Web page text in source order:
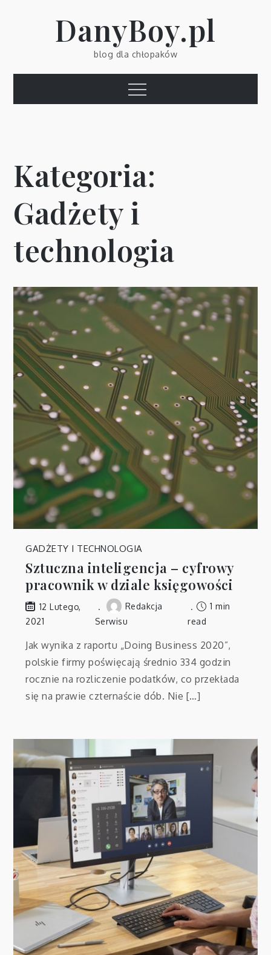
DanyBoy.pl
blog dla chłopaków
Menu
Kategoria:
Gadżety i
technologia
GADŻETY I TECHNOLOGIA
Sztuczna inteligencja – cyfrowy
pracownik w dziale księgowości
12 Lutego,
2021
Redakcja
Serwisu
1 min
read
Jak wynika z raportu „Doing Business 2020”,
polskie firmy poświęcają średnio 334 godzin
rocznie na rozliczenie podatków, co przekłada
się na prawie czternaście dób. Nie […]